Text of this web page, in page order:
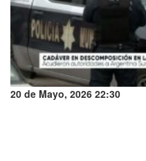
20 de Mayo, 2026 22:30